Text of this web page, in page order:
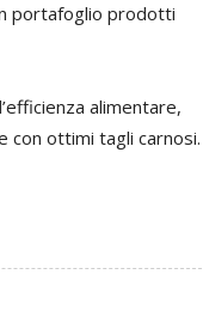
portafoglio prodotti
alimentare,
con ottimi tagli carnosi.